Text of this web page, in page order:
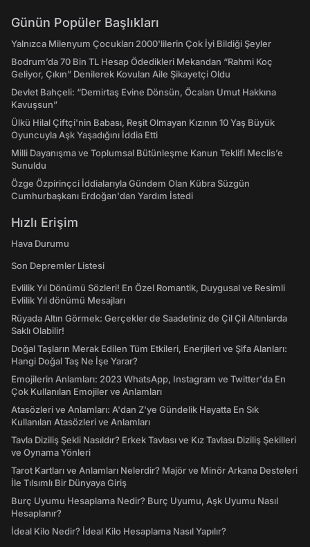
Günün Popüler Başlıkları
Yalnızca Milenyum Çocukları 2000'lilerin Çok İyi Bildiği Şeyler
Bodrum’da 70 Bin TL Hesap Ödedikleri Mekandan “Rahmi Koç
Geliyor, Çıkın” Denilerek Kovulan Aile Şikayetçi Oldu
Devlet Bahçeli: “Demirtaş Evine Dönsün, Öcalan Umut Hakkına
Kavuşsun”
Ülkü Hilal Çiftçi'nin Babası, Reşit Olmayan Kızının 10 Yaş Büyük
Oyuncuyla Aşk Yaşadığını İddia Etti
Milli Dayanışma ve Toplumsal Bütünleşme Kanun Teklifi Meclis’e
Sunuldu
Özge Özpirinçci İddialarıyla Gündem Olan Kübra Süzgün
Cumhurbaşkanı Erdoğan'dan Yardım İstedi
Hızlı Erişim
Hava Durumu
Son Depremler Listesi
Evlilik Yıl Dönümü Sözleri! En Özel Romantik, Duygusal ve Resimli
Evlilik Yıl dönümü Mesajları
Rüyada Altın Görmek: Gerçekler de Saadetiniz de Çil Çil Altınlarda
Saklı Olabilir!
Doğal Taşların Merak Edilen Tüm Etkileri, Enerjileri ve Şifa Alanları:
Hangi Doğal Taş Ne İşe Yarar?
Emojilerin Anlamları: 2023 WhatsApp, Instagram ve Twitter'da En
Çok Kullanılan Emojiler ve Anlamları
Atasözleri ve Anlamları: A'dan Z'ye Gündelik Hayatta En Sık
Kullanılan Atasözleri ve Anlamları
Tavla Diziliş Şekli Nasıldır? Erkek Tavlası ve Kız Tavlası Diziliş Şekilleri
ve Oynama Yönleri
Tarot Kartları ve Anlamları Nelerdir? Majör ve Minör Arkana Desteleri
İle Tılsımlı Bir Dünyaya Giriş
Burç Uyumu Hesaplama Nedir? Burç Uyumu, Aşk Uyumu Nasıl
Hesaplanır?
İdeal Kilo Nedir? İdeal Kilo Hesaplama Nasıl Yapılır?